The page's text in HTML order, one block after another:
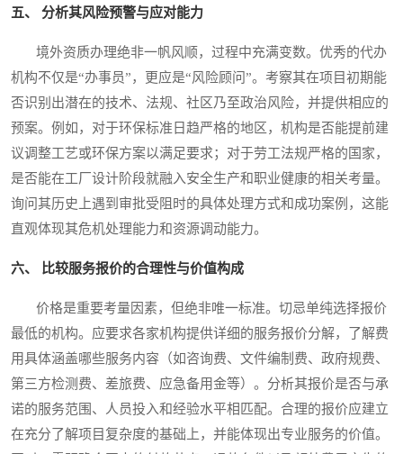
五、 分析其风险预警与应对能力
境外资质办理绝非一帆风顺，过程中充满变数。优秀的代办
机构不仅是“办事员”，更应是“风险顾问”。考察其在项目初期能
否识别出潜在的技术、法规、社区乃至政治风险，并提供相应的
预案。例如，对于环保标准日趋严格的地区，机构是否能提前建
议调整工艺或环保方案以满足要求；对于劳工法规严格的国家，
是否能在工厂设计阶段就融入安全生产和职业健康的相关考量。
询问其历史上遇到审批受阻时的具体处理方式和成功案例，这能
直观体现其危机处理能力和资源调动能力。
六、 比较服务报价的合理性与价值构成
价格是重要考量因素，但绝非唯一标准。切忌单纯选择报价
最低的机构。应要求各家机构提供详细的服务报价分解，了解费
用具体涵盖哪些服务内容（如咨询费、文件编制费、政府规费、
第三方检测费、差旅费、应急备用金等）。分析其报价是否与承
诺的服务范围、人员投入和经验水平相匹配。合理的报价应建立
在充分了解项目复杂度的基础上，并能体现出专业服务的价值。